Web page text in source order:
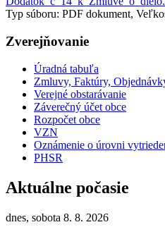
Typ súboru: PDF dokument,
Zverejňovanie
Úradná tabuľa
Zmluvy, Faktúry,
Verejné obstarávanie
Záverečný účet obce
Rozpočet obce
VZN
Oznámenie o úrovni
PHSR
Aktuálne počasie
dnes, sobota 8. 8. 2026